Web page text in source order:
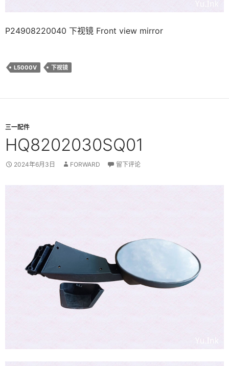
P24908220040 下视镜 Front view mirror
L5000V 下视镜
三一配件
HQ8202030SQ01
2024年6月3日 FORWARD 留下评论